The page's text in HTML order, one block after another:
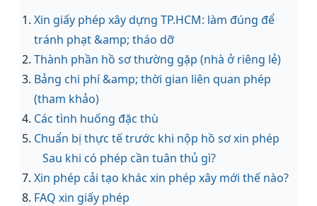
Xin giấy phép xây dựng TP.HCM: làm đúng để
tránh phạt &amp; tháo dỡ
Thành phần hồ sơ thường gặp (nhà ở riêng lẻ)
Bảng chi phí &amp; thời gian liên quan phép
(tham khảo)
Các tình huống đặc thù
Chuẩn bị thực tế trước khi nộp hồ sơ xin phép
Sau khi có phép cần tuân thủ gì?
Xin phép cải tạo khác xin phép xây mới thế nào?
FAQ xin giấy phép